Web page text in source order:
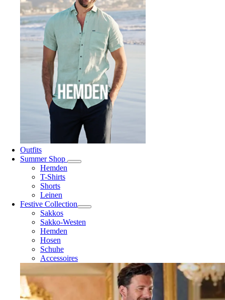
Outfits
Summer Shop
Hemden
T-Shirts
Shorts
Leinen
Festive Collection
Sakkos
Sakko-Westen
Hemden
Hosen
Schuhe
Accessoires